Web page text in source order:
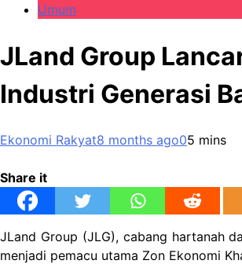
Umum
JLand Group
Industri Generasi
Ekonomi Rakyat8 months ago05 mins
Share it
JLand Group (JLG), cabang hartanah
menjadi pemacu utama Zon Ekonomi